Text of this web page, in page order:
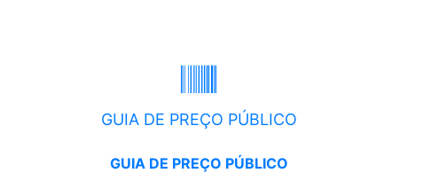
GUIA DE PREÇO PÚBLICO
GUIA DE PREÇO PÚBLICO